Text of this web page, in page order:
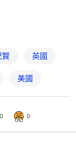
賢 英國
美國
0 0